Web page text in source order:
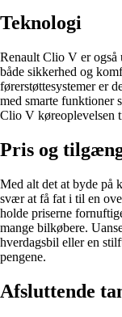
Teknologi
Renault Clio V er også
både sikkerhed og
førerstøttesystemer er
med smarte funktioner
Clio V køreoplevelsen
Pris og
Med alt det at byde på
svær at få fat i til en
holde priserne
mange bilkøbere.
hverdagsbil eller en
pengene.
Afsluttende